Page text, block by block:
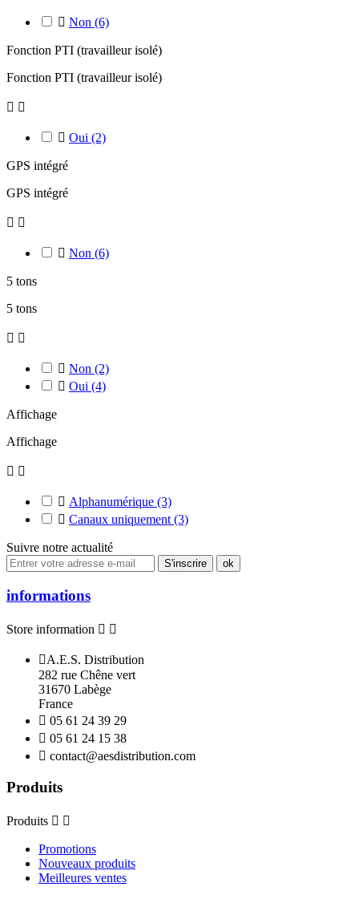
 Non (6)
Fonction PTI (travailleur isolé)
Fonction PTI (travailleur isolé)
 
 Oui (2)
GPS intégré
GPS intégré
 
 Non (6)
5 tons
5 tons
 
 Non (2)
 Oui (4)
Affichage
Affichage
 
 Alphanumérique (3)
 Canaux uniquement (3)
Suivre notre actualité
informations
Store information  
A.E.S. Distribution
282 rue Chêne vert
31670 Labège
France
 05 61 24 39 29
 05 61 24 15 38
 contact@aesdistribution.com
Produits
Produits  
Promotions
Nouveaux produits
Meilleures ventes